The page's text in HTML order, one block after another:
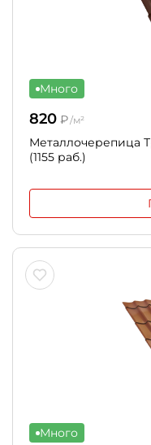
Много
820 ₽/м²
Металлочерепица
(1155 раб.)
Много